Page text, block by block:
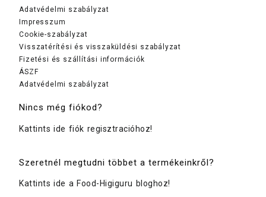
Adatvédelmi szabályzat
Impresszum
Cookie-szabályzat
Visszatérítési és visszaküldési szabályzat
Fizetési és szállítási információk
ÁSZF
Adatvédelmi szabályzat
Nincs még fiókod?
Kattints ide fiók regisztracióhoz!
Szeretnél megtudni többet a termékeinkről?
Kattints ide a Food-Higiguru bloghoz!